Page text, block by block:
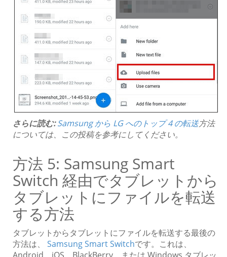
さらに読む: Samsung から LG へのトップ 4 の転送方法
については、この投稿を参考にしてください。
方法 5: Samsung Smart
Switch 経由でタブレットから
タブレットにファイルを転送
する方法
タブレットからタブレットにファイルを転送する最後の
方法は、 Samsung Smart Switchです。これは、